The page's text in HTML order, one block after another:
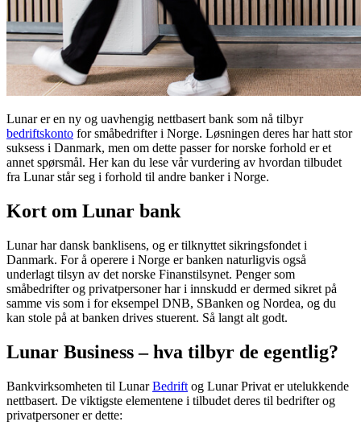
Lunar er en ny og uavhengig nettbasert bank som nå tilbyr
bedriftskonto for småbedrifter i Norge. Løsningen deres har hatt stor
suksess i Danmark, men om dette passer for norske forhold er et
annet spørsmål. Her kan du lese vår vurdering av hvordan tilbudet
fra Lunar står seg i forhold til andre banker i Norge.
Kort om Lunar bank
Lunar har dansk banklisens, og er tilknyttet sikringsfondet i
Danmark. For å operere i Norge er banken naturligvis også
underlagt tilsyn av det norske Finanstilsynet. Penger som
småbedrifter og privatpersoner har i innskudd er dermed sikret på
samme vis som i for eksempel DNB, SBanken og Nordea, og du
kan stole på at banken drives stuerent. Så langt alt godt.
Lunar Business – hva tilbyr de egentlig?
Bankvirksomheten til LunarBedrift og Lunar Privat er utelukkende
nettbasert. De viktigste elementene i tilbudet deres til bedrifter og
privatpersoner er dette: